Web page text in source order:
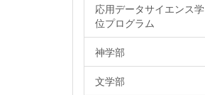
応用データサイエンス学
位プログラム
神学部
文学部